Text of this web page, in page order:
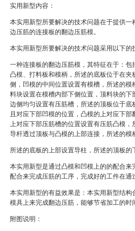
实用新型内容：
本实用新型所要解决的技术问题在于提供
边压筋的连接板的翻边压筋模。
本实用新型所要解决的技术问题采用以下的
一种连接板的翻边压筋模，其特征在于：包
凸模、打料板和模柄，所述的底板位于在
侧，凹模的中间位置设置有模槽，所述的
料块设置在模槽内部下侧位置，顶料块的
边侧均匀设置有压筋槽，所述的顶板位于
且对应下部凹模的位置，凸模的上对应下
上对应下部压筋槽的位置设置有压筋凸模
导杆透过顶板与凸模的上部连接，所述的模
所述的底板的上部设置导柱，所述的顶板的
本实用新型是通过凸模和凹模上的的配合
配合来完成压筋的工序，完成好的工件在通
本实用新型的有益效果是：本实用新型结
模具上来完成翻边压筋，能够节省加工的时
附图说明：